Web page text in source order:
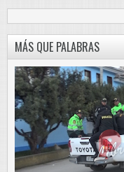
MÁS QUE PALABRAS